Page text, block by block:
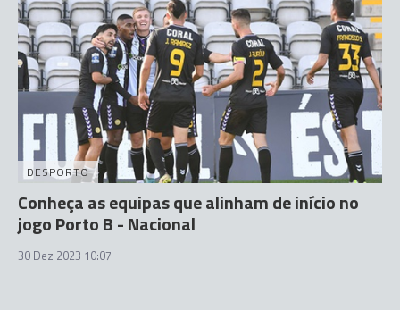
DESPORTO
Conheça as equipas que alinham de início no
jogo Porto B - Nacional
30 Dez 2023 10:07